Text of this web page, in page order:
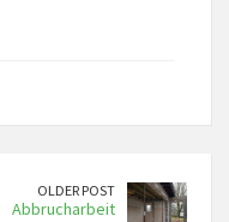
OLDER POST
Abbrucharbeit